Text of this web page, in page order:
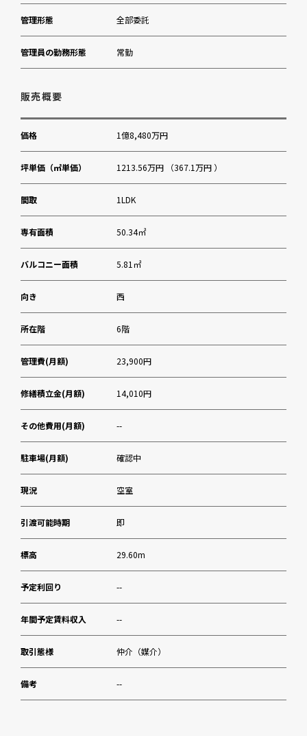
管理形態 全部委託
管理員の勤務形態 常勤
販売概要
価格 1億8,480万円
坪単価（㎡単価） 1213.56万円 （367.1万円 ）
間取 1LDK
専有面積 50.34㎡
バルコニー面積 5.81㎡
向き 西
所在階 6階
管理費(月額) 23,900円
修繕積立金(月額) 14,010円
その他費用(月額) --
駐車場(月額) 確認中
現況 空室
引渡可能時期 即
標高 29.60m
予定利回り --
年間予定賃料収入 --
取引態様 仲介（媒介）
備考 --